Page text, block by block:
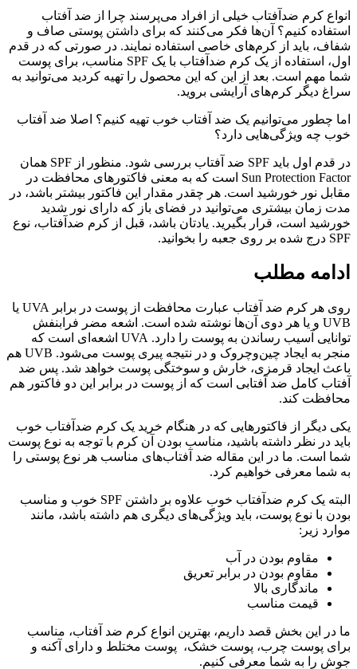
انواع کرم ضدآفتاب خیلی از افراد می‌پرسند چرا از ضد آفتاب
استفاده کنیم؟ آن‌ها فکر می‌کنند که برای داشتن پوستی صاف و
شفاف، باید از کرم‌های خاصی استفاده نمایند. در صورتی که در قدم
اول، استفاده از یک کرم ضدآفتاب با یک SPF مناسب، برای پوست
شما مهم است. بعد از این که این محصول را تهیه کردید می‌توانید به
سراغ دیگر کرم‌های آرایشی بروید.
اما چطور می‌توانیم یک ضد آفتاب خوب تهیه کنیم؟ اصلا ضد آفتاب
خوب چه ویژگی‌هایی دارد؟
در قدم اول باید SPF ضد آفتاب بررسی شود. منظور از SPF همان
Sun Protection Factor است که به معنی فاکتورهای محافظت در
مقابل نور خورشید است. هر چقدر مقدار این فاکتور بیشتر باشد، در
مدت زمان بیشتری می‌توانید در فضای باز که دارای نور شدید
خورشید است، قرار بگیرید. یادتان باشد، قبل از کرم ضدآفتاب، نوع
SPF درج شده بر روی جعبه را بخوانید.
ادامه مطلب
روی هر کرم ضد آفتاب عبارت محافظت از پوست در برابر UVA یا
UVB و یا هر دوی آن‌ها نوشته شده است. اشعه مضر فرابنفش
توانایی آسیب رساندن به پوست را دارد. UVA اشعه‌ای است که
منجر به ایجاد چین‌وچروک و در نتیجه پیری پوست می‌شود. UVB هم
باعث ایجاد قرمزی، خارش و سوختگی پوست خواهد شد. پس ضد
آفتاب کامل ضد آفتابی است که از پوست در برابر این دو فاکتور هم
محافظت کند.
یکی دیگر از فاکتورهایی که در هنگام خرید یک کرم ضدآفتاب خوب
باید در نظر داشته باشید، مناسب بودن آن کرم با توجه به نوع پوست
شما است. ما در این مقاله ضد آفتاب‌های مناسب هر نوع پوستی را
به شما معرفی خواهیم کرد.
البته یک کرم ضدآفتاب خوب علاوه بر داشتن SPF خوب و مناسب
بودن با نوع پوست، باید ویژگی‌های دیگری هم داشته باشد، مانند
موارد زیر:
مقاوم بودن در آب
مقاوم بودن در برابر تعریق
ماندگاری بالا
قیمت مناسب
ما در این بخش قصد داریم، بهترین انواع کرم ضد آفتاب، مناسب
برای پوست چرب، پوست خشک، پوست مختلط و دارای آکنه و
جوش را به شما معرفی کنیم.